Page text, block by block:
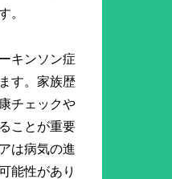
。
キンソン症
す。家族歴
チェックや
ことが重要
は病気の進
能性があり